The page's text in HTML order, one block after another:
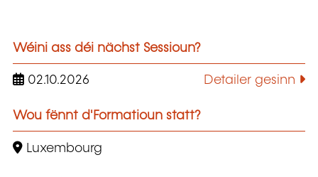
Wéini ass déi nächst Sessioun?
02.10.2026 Detailer gesinn
Wou fënnt d'Formatioun statt?
Luxembourg